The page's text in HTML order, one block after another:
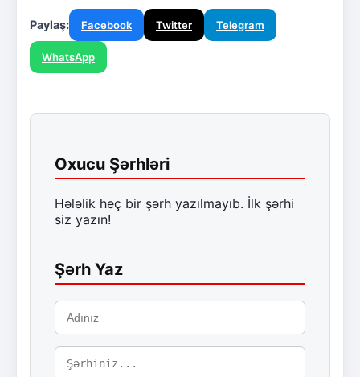
Paylaş: Facebook Twitter Telegram
WhatsApp
Oxucu Şərhləri
Hələlik heç bir şərh yazılmayıb. İlk şərhi
siz yazın!
Şərh Yaz